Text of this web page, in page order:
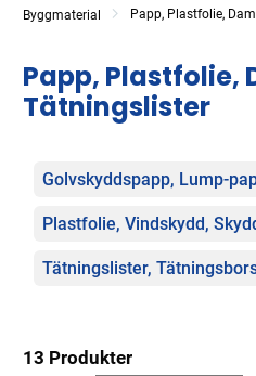
Byggmaterial
Papp, Plastfolie,
Papp, Plastfolie,
Tätningslister
Kategorier
Golvskyddspapp, Lump-
Plastfolie, Vindskydd,
Tätningslister,
13 Produkter